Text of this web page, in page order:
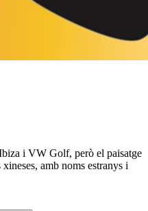
i VW Golf, però el paisatge
amb noms estranys i